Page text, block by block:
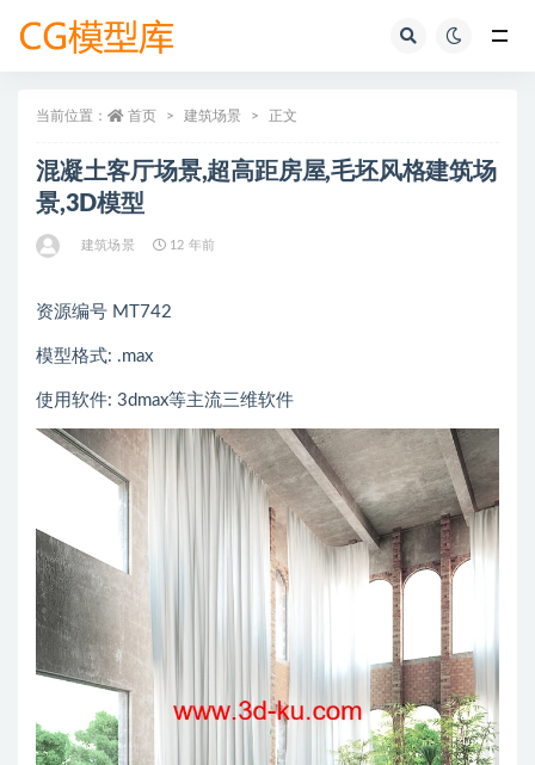
当前位置： 首页 建筑场景 正文
混凝土客厅场景,超高距房屋,毛坯风格建筑场
景,3D模型
建筑场景 12 年前
资源编号 MT742
模型格式: .max
使用软件: 3dmax等主流三维软件